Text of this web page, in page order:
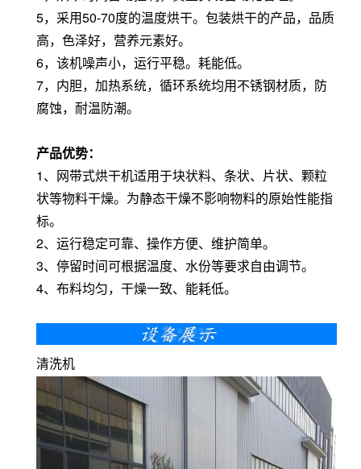
5，采用50-70度的温度烘干。包装烘干的产品，品质
高，色泽好，营养元素好。
6，该机噪声小，运行平稳。耗能低。
7，内胆，加热系统，循环系统均用不锈钢材质，防
腐蚀，耐温防潮。
产品优势：
1、网带式烘干机适用于块状料、条状、片状、颗粒
状等物料干燥。为静态干燥不影响物料的原始性能指
标。
2、运行稳定可靠、操作方便、维护简单。
3、停留时间可根据温度、水份等要求自由调节。
4、布料均匀，干燥一致、能耗低。
清洗机